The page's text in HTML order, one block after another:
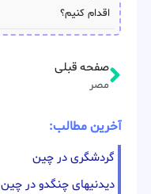
اقدام کنیم؟
صفحه قبلی
مصر
آخرین مطالب:
گردشگری در چین
دیدنیهای چنگدو در چین